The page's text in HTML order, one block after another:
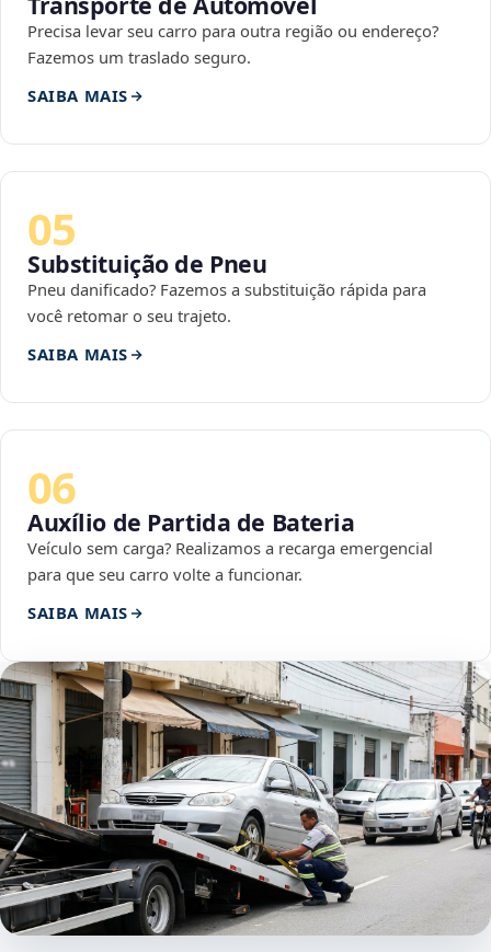
Precisa levar seu carro para outra região ou endereço?
Fazemos um traslado seguro.
SAIBA MAIS
05
Substituição de Pneu
Pneu danificado? Fazemos a substituição rápida para
você retomar o seu trajeto.
SAIBA MAIS
06
Auxílio de Partida de Bateria
Veículo sem carga? Realizamos a recarga emergencial
para que seu carro volte a funcionar.
SAIBA MAIS